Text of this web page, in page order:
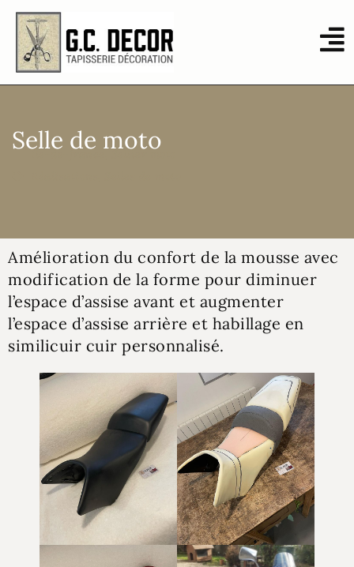
Selle de moto
Amélioration du confort de la mousse avec
modification de la forme pour diminuer
l’espace d’assise avant et augmenter
l’espace d’assise arrière et habillage en
similicuir cuir personnalisé.